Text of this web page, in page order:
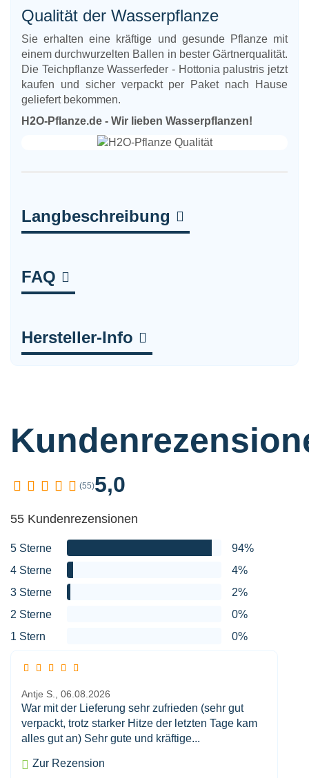
Qualität der Wasserpflanze
Sie erhalten eine kräftige und gesunde Pflanze mit
einem durchwurzelten Ballen in bester Gärtnerqualität.
Die Teichpflanze Wasserfeder - Hottonia palustris jetzt
kaufen und sicher verpackt per Paket nach Hause
geliefert bekommen.
H2O-Pflanze.de - Wir lieben Wasserpflanzen!
Langbeschreibung
FAQ
Hersteller-Info
(55)5,0
55 Kundenrezensionen
5 Sterne
94%
4 Sterne
4%
3 Sterne
2%
2 Sterne
0%
1 Stern
0%
Antje S., 06.08.2026
War mit der Lieferung sehr zufrieden (sehr gut
verpackt, trotz starker Hitze der letzten Tage kam
alles gut an) Sehr gute und kräftige...
Zur Rezension